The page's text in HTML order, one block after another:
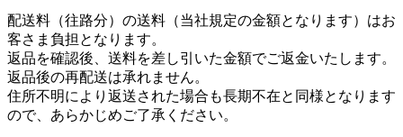
配送料（往路分）の送料（当社規定の金額となります）はお
客さま負担となります。
返品を確認後、送料を差し引いた金額でご返金いたします。
返品後の再配送は承れません。
住所不明により返送された場合も長期不在と同様となります
ので、あらかじめご了承ください。